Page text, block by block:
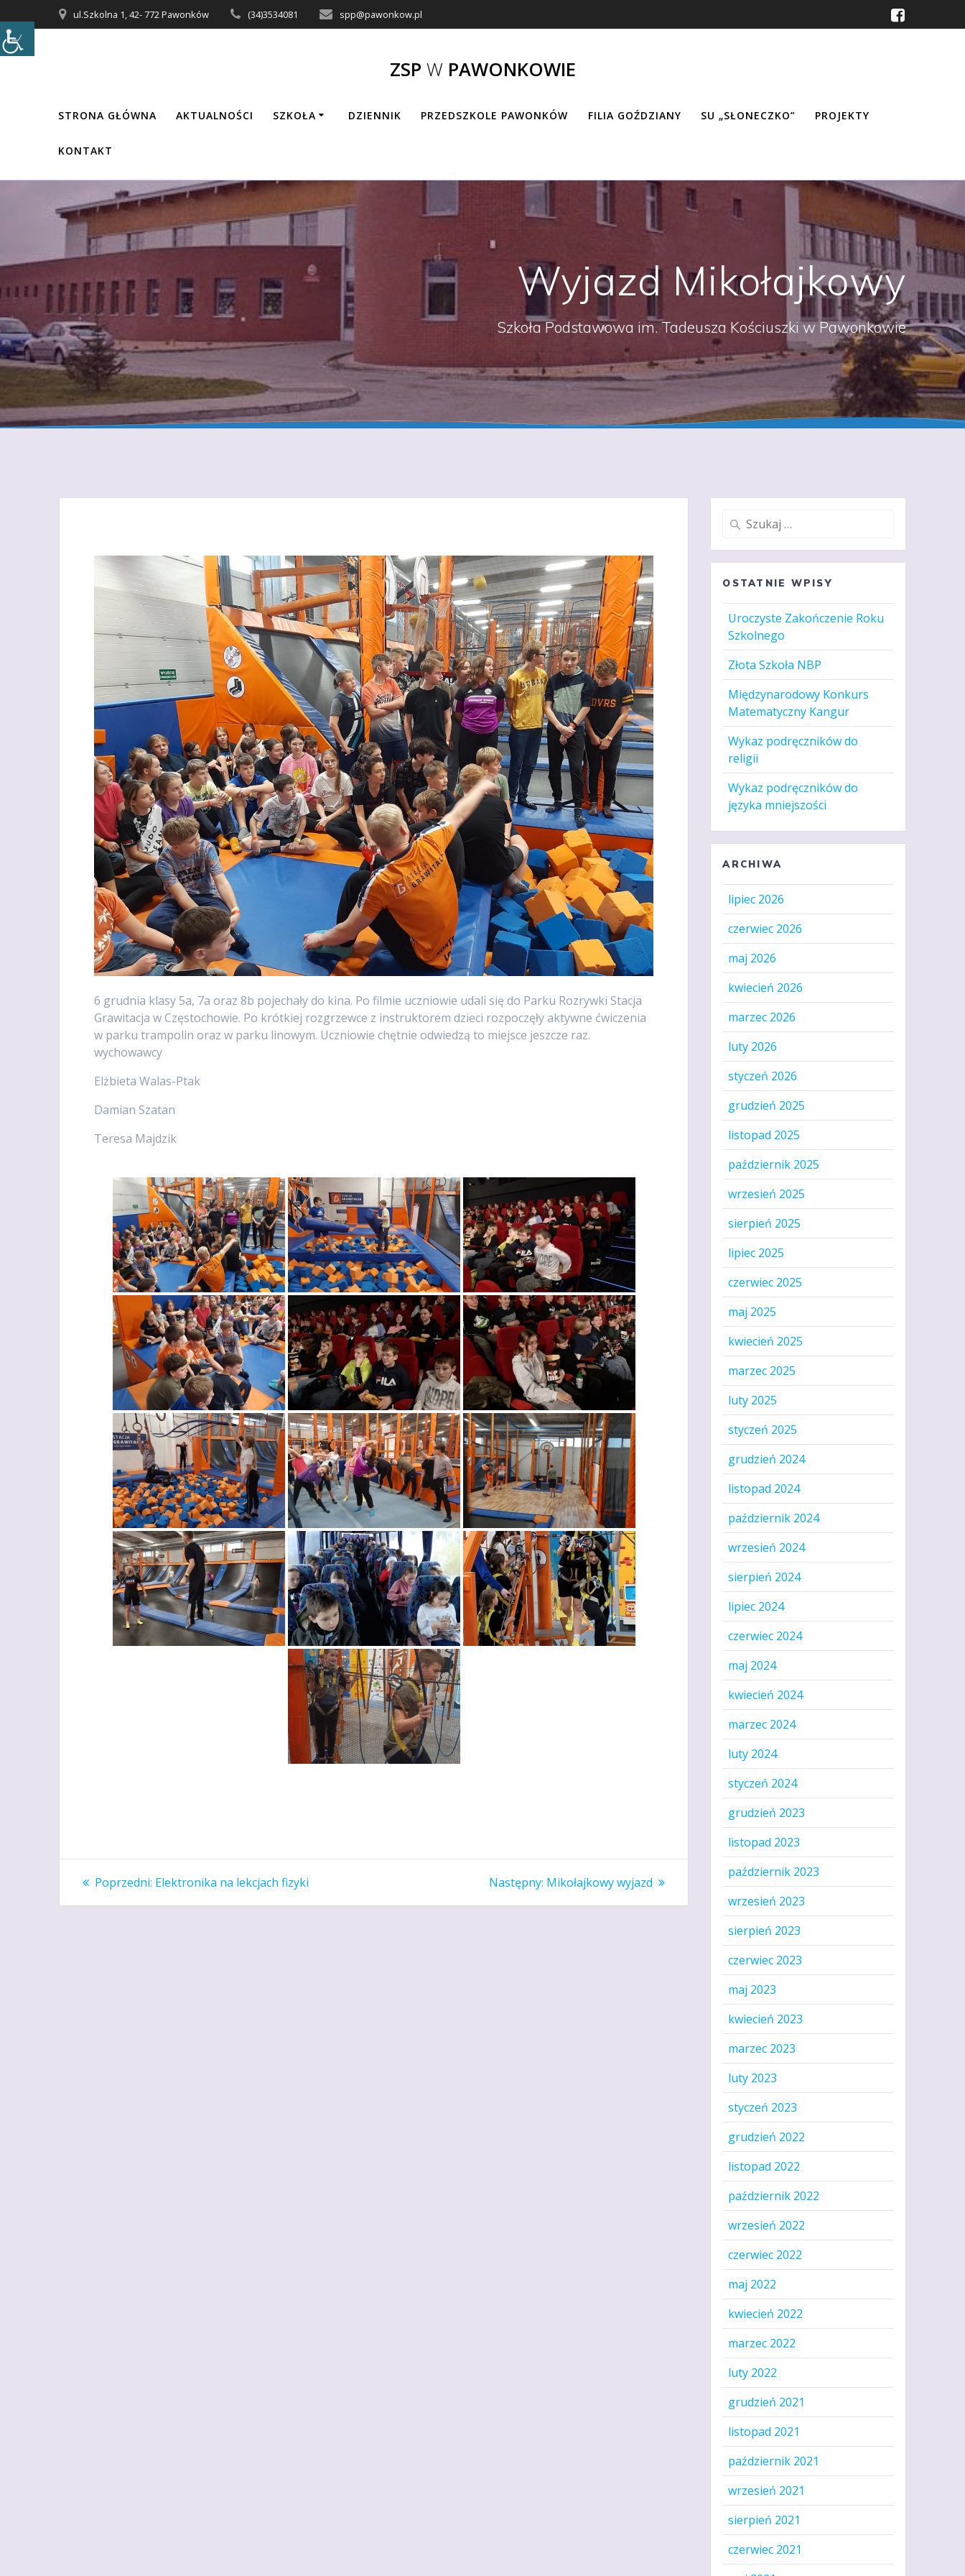
do
treści
ul.Szkolna 1, 42- 772 Pawonków (34)3534081 spp@pawonkow.pl
ZSP W PAWONKOWIE
STRONA GŁÓWNA AKTUALNOŚCI SZKOŁA DZIENNIK PRZEDSZKOLE PAWONKÓW FILIA GOŹDZIANY SU „SŁONECZKO” PROJEKTY
KONTAKT
Wyjazd Mikołajkowy
Szkoła Podstawowa im. Tadeusza Kościuszki w Pawonkowie
6 grudnia klasy 5a, 7a oraz 8b pojechały do kina. Po filmie uczniowie udali się do Parku Rozrywki Stacja
Grawitacja w Częstochowie. Po krótkiej rozgrzewce z instruktorem dzieci rozpoczęły aktywne ćwiczenia
w parku trampolin oraz w parku linowym. Uczniowie chętnie odwiedzą to miejsce jeszcze raz.
wychowawcy
Elżbieta Walas-Ptak
Damian Szatan
Teresa Majdzik
Nawigacja
wpisu
Poprzedni: Poprzedni
Elektronika na lekcjach fizyki Następny: Następny
Mikołajkowy wyjazd
Szukaj:
OSTATNIE WPISY
Uroczyste Zakończenie Roku
Szkolnego
Złota Szkoła NBP
Międzynarodowy Konkurs
Matematyczny Kangur
Wykaz podręczników do
religii
Wykaz podręczników do
języka mniejszości
ARCHIWA
lipiec 2026
czerwiec 2026
maj 2026
kwiecień 2026
marzec 2026
luty 2026
styczeń 2026
grudzień 2025
listopad 2025
październik 2025
wrzesień 2025
sierpień 2025
lipiec 2025
czerwiec 2025
maj 2025
kwiecień 2025
marzec 2025
luty 2025
styczeń 2025
grudzień 2024
listopad 2024
październik 2024
wrzesień 2024
sierpień 2024
lipiec 2024
czerwiec 2024
maj 2024
kwiecień 2024
marzec 2024
luty 2024
styczeń 2024
grudzień 2023
listopad 2023
październik 2023
wrzesień 2023
sierpień 2023
czerwiec 2023
maj 2023
kwiecień 2023
marzec 2023
luty 2023
styczeń 2023
grudzień 2022
listopad 2022
październik 2022
wrzesień 2022
czerwiec 2022
maj 2022
kwiecień 2022
marzec 2022
luty 2022
grudzień 2021
listopad 2021
październik 2021
wrzesień 2021
sierpień 2021
czerwiec 2021